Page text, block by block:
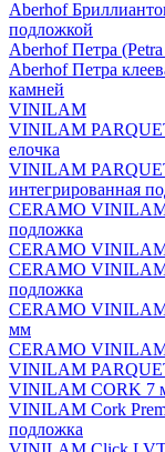
Aberhof
подложкой
Aberhof Петра
Aberhof Петра
камней
VINILAM
VINILAM
елочка
VINILAM
интегрированная
CERAMO VINILAM
подложка
CERAMO VINILAM
CERAMO VINILAM
подложка
CERAMO
мм
CERAMO
VINILAM
VINILAM CORK 7
VINILAM Cork
подложка